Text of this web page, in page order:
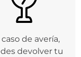
de avería,
devolver tu